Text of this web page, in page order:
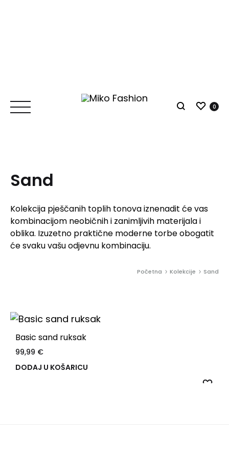
Traži 0
Sand
Kolekcija pješčanih toplih tonova iznenadit će vas
kombinacijom neobičnih i zanimljivih materijala i
oblika. Izuzetno praktične moderne torbe obogatit
će svaku vašu odjevnu kombinaciju.
Početna Kolekcije Sand
Basic sand ruksak
99,99 €
DODAJ U KOŠARICU